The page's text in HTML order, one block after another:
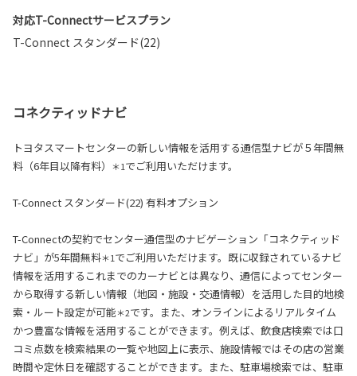
対応T-Connectサービスプラン
T-Connect スタンダード(22)
コネクティッドナビ
トヨタスマートセンターの新しい情報を活用する通信型ナビが５年間無
料（6年目以降有料）
＊1でご利用いただけます。
T-Connect スタンダード(22) 有料オプション
T-Connectの契約でセンター通信型のナビゲーション「コネクティッド
ナビ」が5年間無料＊1でご利用いただけます。既に収録されているナビ
情報を活用するこれまでのカーナビとは異なり、通信によってセンター
から取得する新しい情報（地図・施設・交通情報）を活用した目的地検
索・ルート設定が可能＊2です。また、オンラインによるリアルタイム
かつ豊富な情報を活用することができます。例えば、飲食店検索では口
コミ点数を検索結果の一覧や地図上に表示、施設情報ではその店の営業
時間や定休日を確認することができます。また、駐車場検索では、駐車